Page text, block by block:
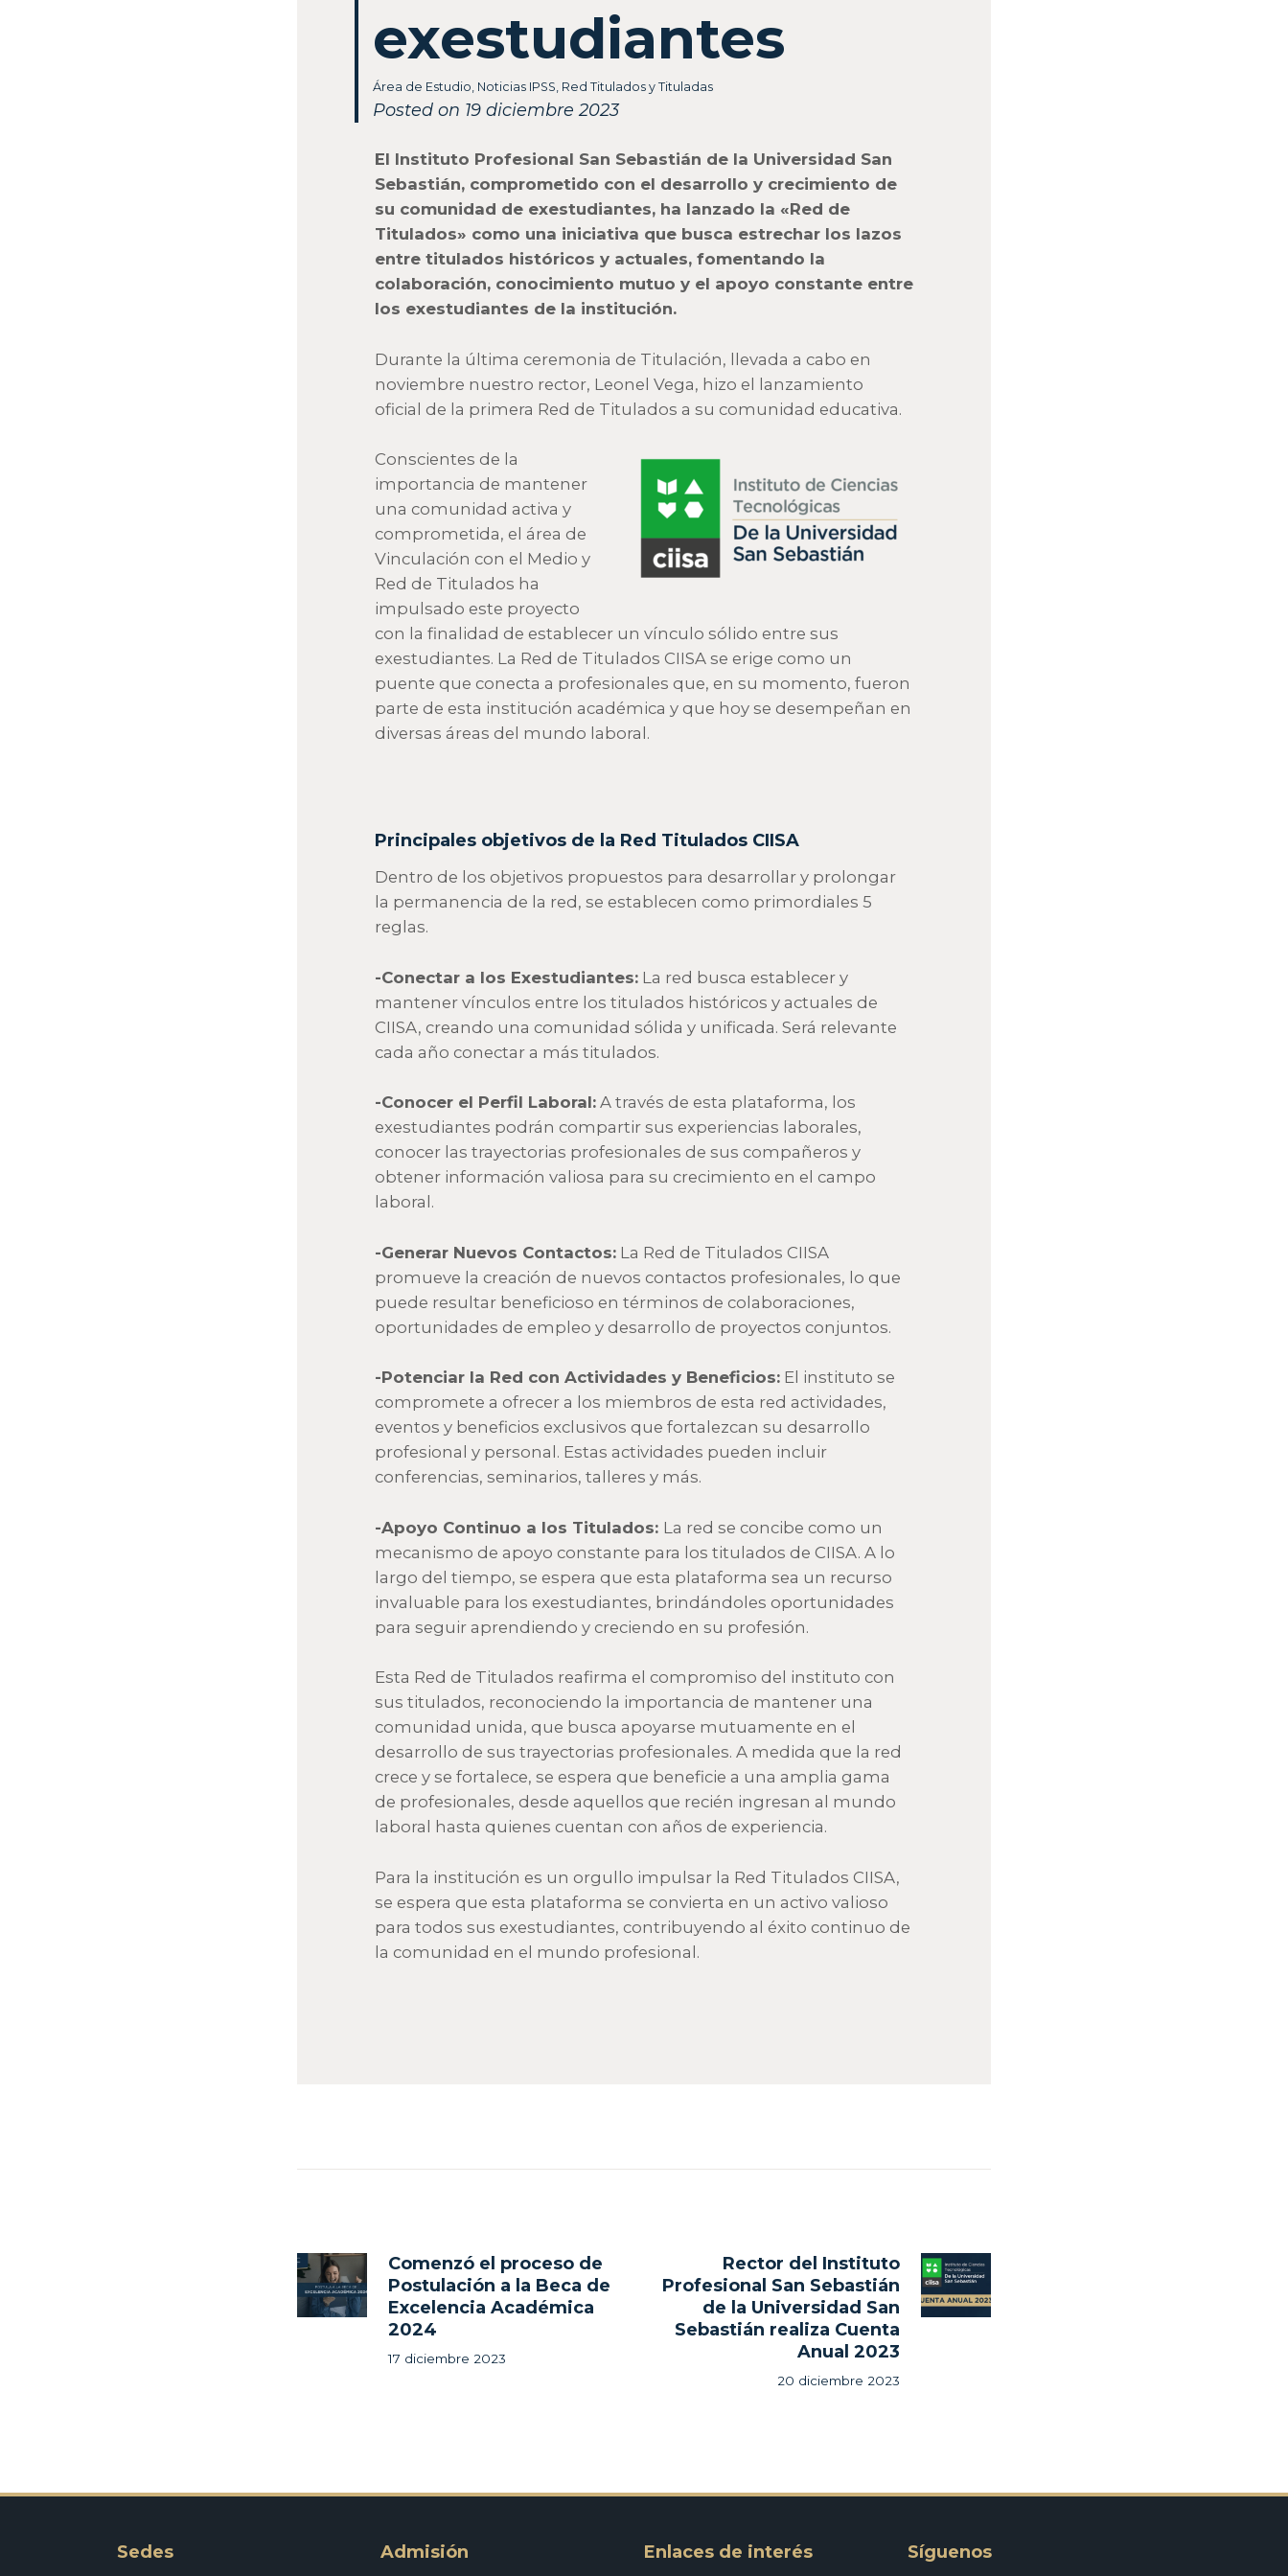
exestudiantes
Área de Estudio Noticias IPSS Red Titulados y Tituladas
Posted on 19 diciembre 2023
El Instituto Profesional San Sebastián de la Universidad San
Sebastián, comprometido con el desarrollo y crecimiento de
su comunidad de exestudiantes, ha lanzado la «Red de
Titulados» como una iniciativa que busca estrechar los lazos
entre titulados históricos y actuales, fomentando la
colaboración, conocimiento mutuo y el apoyo constante entre
los exestudiantes de la institución.
Durante la última ceremonia de Titulación, llevada a cabo en
noviembre nuestro rector, Leonel Vega, hizo el lanzamiento
oficial de la primera Red de Titulados a su comunidad educativa.
Conscientes de la
importancia de mantener
una comunidad activa y
comprometida, el área de
Vinculación con el Medio y
Red de Titulados ha
impulsado este proyecto
con la finalidad de establecer un vínculo sólido entre sus
exestudiantes. La Red de Titulados CIISA se erige como un
puente que conecta a profesionales que, en su momento, fueron
parte de esta institución académica y que hoy se desempeñan en
diversas áreas del mundo laboral.
Principales objetivos de la Red Titulados CIISA
Dentro de los objetivos propuestos para desarrollar y prolongar
la permanencia de la red, se establecen como primordiales 5
reglas.
-Conectar a los Exestudiantes:La red busca establecer y
mantener vínculos entre los titulados históricos y actuales de
CIISA, creando una comunidad sólida y unificada. Será relevante
cada año conectar a más titulados.
-Conocer el Perfil Laboral:A través de esta plataforma, los
exestudiantes podrán compartir sus experiencias laborales,
conocer las trayectorias profesionales de sus compañeros y
obtener información valiosa para su crecimiento en el campo
laboral.
-Generar Nuevos Contactos:La Red de Titulados CIISA
promueve la creación de nuevos contactos profesionales, lo que
puede resultar beneficioso en términos de colaboraciones,
oportunidades de empleo y desarrollo de proyectos conjuntos.
-Potenciar la Red con Actividades y Beneficios:El instituto se
compromete a ofrecer a los miembros de esta red actividades,
eventos y beneficios exclusivos que fortalezcan su desarrollo
profesional y personal. Estas actividades pueden incluir
conferencias, seminarios, talleres y más.
-Apoyo Continuo a los Titulados: La red se concibe como un
mecanismo de apoyo constante para los titulados de CIISA. A lo
largo del tiempo, se espera que esta plataforma sea un recurso
invaluable para los exestudiantes, brindándoles oportunidades
para seguir aprendiendo y creciendo en su profesión.
Esta Red de Titulados reafirma el compromiso del instituto con
sus titulados, reconociendo la importancia de mantener una
comunidad unida, que busca apoyarse mutuamente en el
desarrollo de sus trayectorias profesionales. A medida que la red
crece y se fortalece, se espera que beneficie a una amplia gama
de profesionales, desde aquellos que recién ingresan al mundo
laboral hasta quienes cuentan con años de experiencia.
Para la institución es un orgullo impulsar la Red Titulados CIISA,
se espera que esta plataforma se convierta en un activo valioso
para todos sus exestudiantes, contribuyendo al éxito continuo de
la comunidad en el mundo profesional.
de
entradas
Previous
post:
Comenzó el proceso de
Postulación a la Beca de
Excelencia Académica
2024
17 diciembre 2023
Next
post:
Rector del Instituto
Profesional San Sebastián
de la Universidad San
Sebastián realiza Cuenta
Anual 2023
20 diciembre 2023
Sedes Admisión Enlaces de interés Síguenos